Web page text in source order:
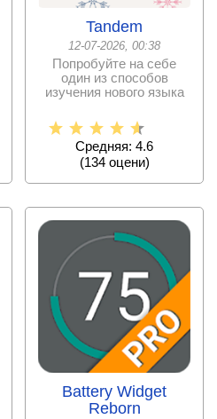
Tandem
12-07-2026, 00:38
Попробуйте на себе
один из способов
изучения нового языка
Средняя: 4.6
(134оцени)
Battery Widget
Reborn